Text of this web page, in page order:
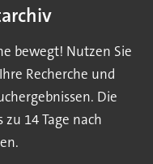
bewegt! Nutzen Sie
Recherche und
Die
14 Tage nach